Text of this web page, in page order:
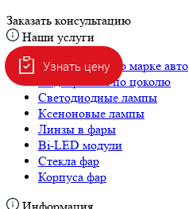
Заказать консультацию
Наши услуги
Подбор ламп по марке авто
Подбор ламп по цоколю
Светодиодные лампы
Ксеноновые лампы
Линзы в фары
Bi-LED модули
Стекла фар
Корпуса фар
Узнать цену